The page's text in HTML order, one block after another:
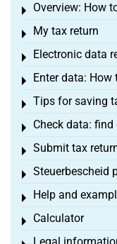
Overview: How
Toggle menu
My tax return
Toggle menu
Electronic data
Toggle menu
Enter data: How
Toggle menu
Tips for saving
Toggle menu
Check data: find
Toggle menu
Submit tax
Toggle menu
Steuerbescheid
Toggle menu
Help and
Toggle menu
Calculator
Toggle menu